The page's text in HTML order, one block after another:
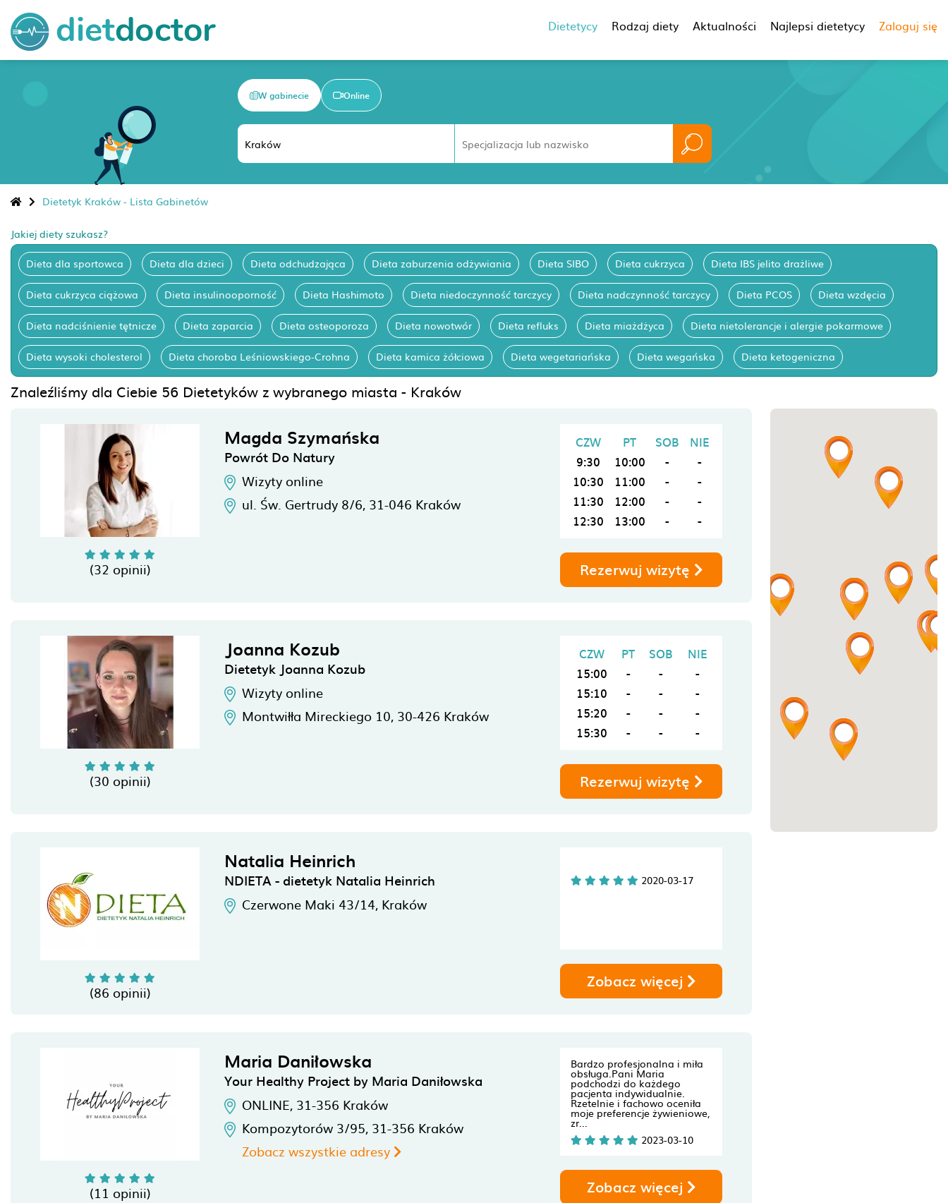
Dietetycy Rodzaj diety Aktualności Najlepsi dietetycy Zaloguj się
W gabinecie Online
Dietetyk Kraków - Lista Gabinetów
Jakiej diety szukasz?
Dieta dla sportowca Dieta dla dzieci Dieta odchudzająca Dieta zaburzenia odżywiania Dieta SIBO Dieta cukrzyca Dieta IBS jelito drażliwe
Dieta cukrzyca ciążowa Dieta insulinooporność Dieta Hashimoto Dieta niedoczynność tarczycy Dieta nadczynność tarczycy Dieta PCOS Dieta wzdęcia
Dieta nadciśnienie tętnicze Dieta zaparcia Dieta osteoporoza Dieta nowotwór Dieta refluks Dieta miażdżyca Dieta nietolerancje i alergie pokarmowe
Dieta wysoki cholesterol Dieta choroba Leśniowskiego-Crohna Dieta kamica żółciowa Dieta wegetariańska Dieta wegańska Dieta ketogeniczna
Znaleźliśmy dla Ciebie 56 Dietetyków z wybranego miasta - Kraków
(32 opinii)
Magda Szymańska
Powrót Do Natury
Wizyty online
ul. Św. Gertrudy 8/6, 31-046 Kraków
CZW PT SOB
NIE
9:30
10:00 -
-
10:30
11:00 -
-
11:30
12:00 -
-
12:30
13:00 - -
Rezerwuj wizytę
(30 opinii)
Joanna Kozub
Dietetyk Joanna Kozub
Wizyty online
Montwiłła Mireckiego 10, 30-426 Kraków
CZW PT SOB
NIE
15:00
- -
-
15:10
- -
-
15:20
- -
-
15:30
- - -
Rezerwuj wizytę
(86 opinii)
Natalia Heinrich
NDIETA - dietetyk Natalia Heinrich
Czerwone Maki 43/14, Kraków
2020-03-17
Zobacz więcej
(11 opinii)
Maria Daniłowska
Your Healthy Project by Maria Daniłowska
ONLINE, 31-356 Kraków
Kompozytorów 3/95, 31-356 Kraków
Zobacz wszystkie adresy
Bardzo profesjonalna i miła
obsługa.Pani Maria
podchodzi do każdego
pacjenta indywidualnie.
Rzetelnie i fachowo oceniła
moje preferencje żywieniowe,
zr...
2023-03-10
Zobacz więcej